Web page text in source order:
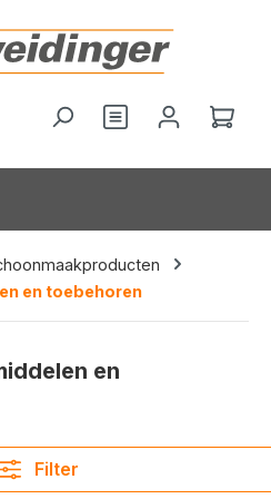
Je hebt 0 items
en toebehoren
en
Filter